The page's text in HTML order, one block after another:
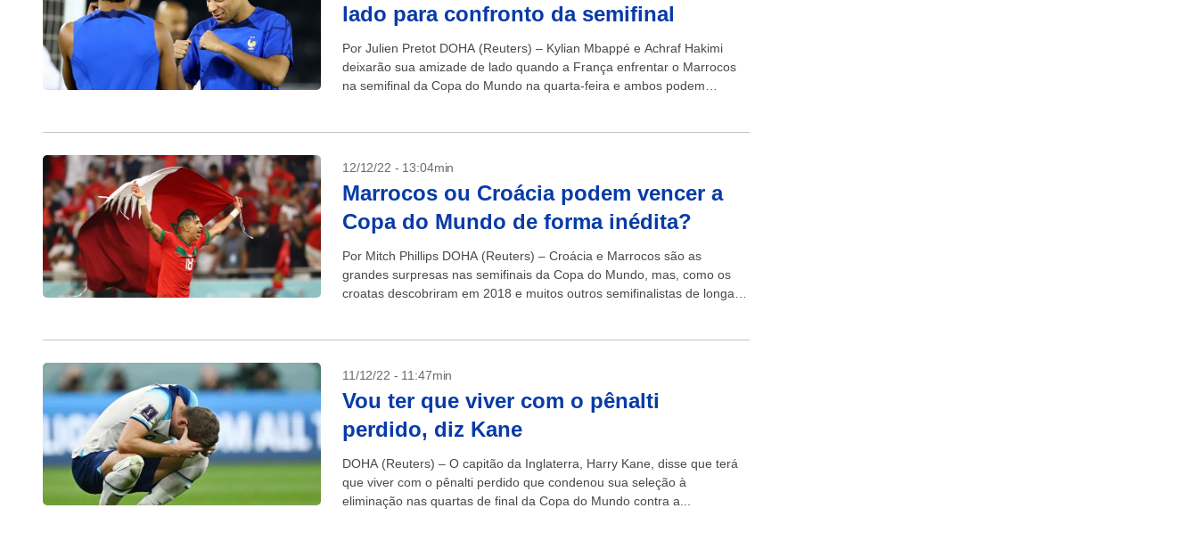
lado para confronto da semifinal
Por Julien Pretot DOHA (Reuters) – Kylian Mbappé e Achraf Hakimi
deixarão sua amizade de lado quando a França enfrentar o Marrocos
na semifinal da Copa do Mundo na quarta-feira e ambos podem
12/12/22 - 13:04min
Marrocos ou Croácia podem vencer a
Copa do Mundo de forma inédita?
Por Mitch Phillips DOHA (Reuters) – Croácia e Marrocos são as
grandes surpresas nas semifinais da Copa do Mundo, mas, como os
croatas descobriram em 2018 e muitos outros semifinalistas de longa
11/12/22 - 11:47min
Vou ter que viver com o pênalti
perdido, diz Kane
DOHA (Reuters) – O capitão da Inglaterra, Harry Kane, disse que terá
que viver com o pênalti perdido que condenou sua seleção à
eliminação nas quartas de final da Copa do Mundo contra a...